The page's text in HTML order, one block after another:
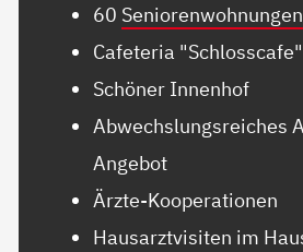
60 Seniorenwohnungen
Cafeteria "Schlosscafe"
Schöner Innenhof
Abwechslungsreiches
Angebot
Ärzte-Kooperationen
Hausarztvisiten im